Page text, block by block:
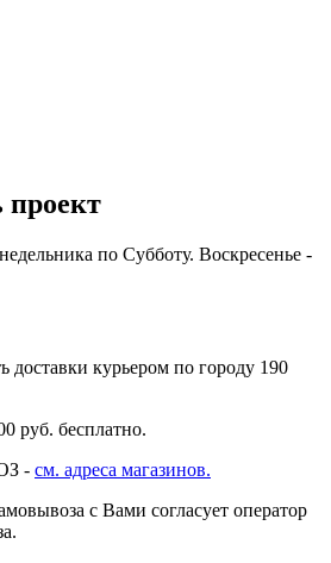
проект
по Субботу. Воскресенье -
доставки курьером по городу 190
руб. бесплатно.
- см. адреса магазинов.
с Вами согласует оператор